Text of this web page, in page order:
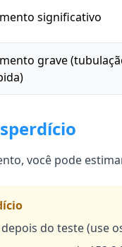
significativo
grave
você pode
do teste (use